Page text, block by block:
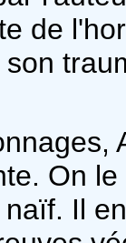
de
On
Il